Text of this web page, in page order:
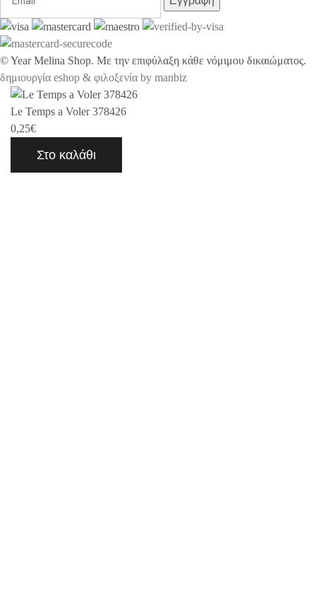
©YearMelina Shop. Με την επιφύλαξη κάθε νόμιμου δικαιώματος.
δημιουργία eshop & φιλοξενία by manbiz
Le Temps a Voler 378426
0,25€
Στο καλάθι